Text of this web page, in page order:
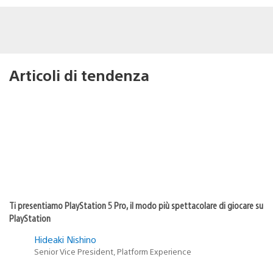
Articoli di tendenza
Ti presentiamo PlayStation 5 Pro, il modo più spettacolare di giocare su
PlayStation
Hideaki Nishino
Senior Vice President, Platform Experience